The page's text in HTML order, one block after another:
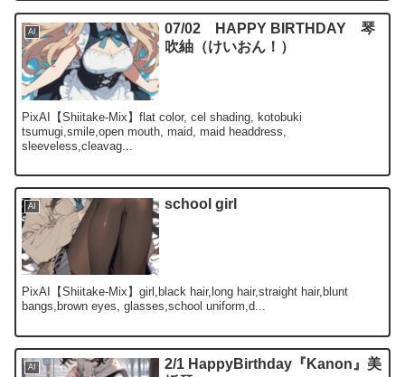
AI
07/02 HAPPY BIRTHDAY 琴
吹紬（けいおん！）
PixAI【Shiitake-Mix】flat color, cel shading, kotobuki
tsumugi,smile,open mouth, maid, maid headdress,
sleeveless,cleavag...
AI school girl
PixAI【Shiitake-Mix】girl,black hair,long hair,straight hair,blunt
bangs,brown eyes, glasses,school uniform,d...
AI
2/1 HappyBirthday『Kanon』美